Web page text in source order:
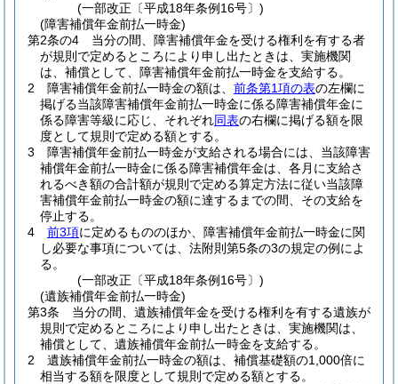
(一部改正〔平成18年条例16号〕)
(障害補償年金前払一時金)
第2条の4
当分の間、障害補償年金を受ける権利を有する者
が規則で定めるところにより申し出たときは、実施機関
は、補償として、障害補償年金前払一時金を支給する。
2
障害補償年金前払一時金の額は、 前条第1項の表の左欄に
掲げる当該障害補償年金前払一時金に係る障害補償年金に
係る障害等級に応じ、それぞれ同表の右欄に掲げる額を限
度として規則で定める額とする。
3
障害補償年金前払一時金が支給される場合には、当該障害
補償年金前払一時金に係る障害補償年金は、各月に支給さ
れるべき額の合計額が規則で定める算定方法に従い当該障
害補償年金前払一時金の額に達するまでの間、その支給を
停止する。
4
前3項に定めるもののほか、障害補償年金前払一時金に関
し必要な事項については、法附則第5条の3の規定の例によ
る。
(一部改正〔平成18年条例16号〕)
(遺族補償年金前払一時金)
第3条
当分の間、遺族補償年金を受ける権利を有する遺族が
規則で定めるところにより申し出たときは、実施機関は、
補償として、遺族補償年金前払一時金を支給する。
2
遺族補償年金前払一時金の額は、補償基礎額の1,000倍に
相当する額を限度として規則で定める額とする。